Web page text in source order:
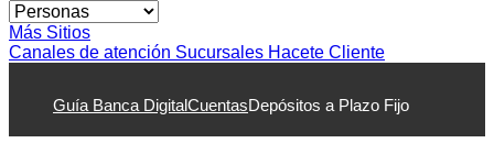
Más Sitios
Canales de atención Sucursales Hacete Cliente
Guía Banca DigitalCuentasDepósitos a Plazo Fijo